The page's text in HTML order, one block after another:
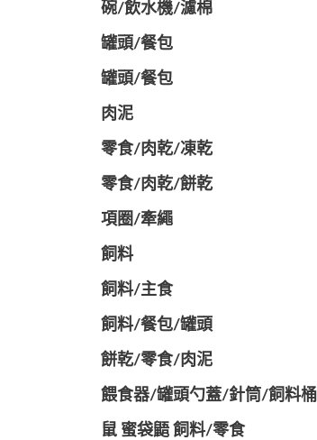
碗/飲水機/濾棉
罐頭/餐包
罐頭/餐包
肉泥
零食/肉乾/凍乾
零食/肉乾/餅乾
項圈/牽繩
飼料
飼料/主食
飼料/餐包/罐頭
餅乾/零食/肉泥
餵食器/罐頭勺蓋/針筒/飼料桶
鼠 蜜袋鼯 飼料/零食